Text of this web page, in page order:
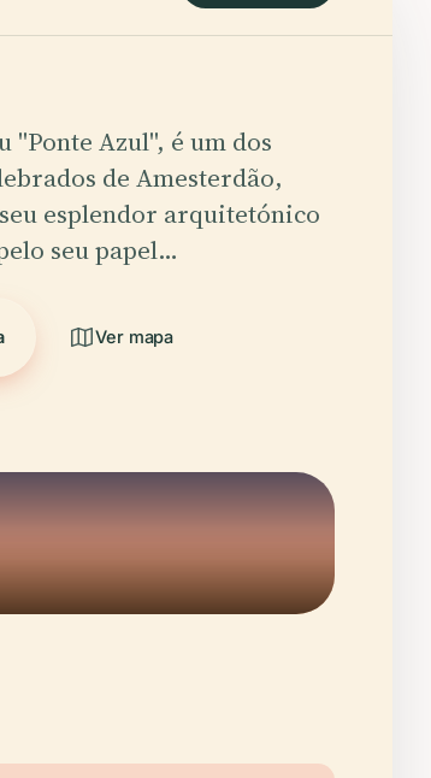
"Ponte Azul", é um dos
de Amesterdão,
esplendor arquitetónico
seu papel…
Ver mapa